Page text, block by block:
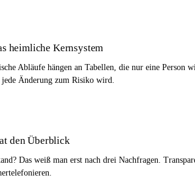
heimliche Kernsystem
Abläufe hängen an Tabellen, die nur eine Person
jede Änderung zum Risiko wird.
den Überblick
Das weiß man erst nach drei Nachfragen.